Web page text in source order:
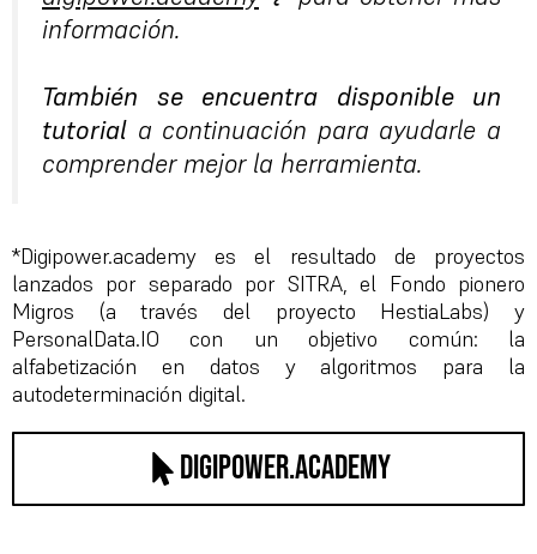
información.
También
se encuentra disponible un
tutorial a continuación para ayudarle a
comprender mejor la herramienta.
*Digipower.academy es el resultado de
proyectos
lanzados por separado por SITRA,el Fondo pionero
Migros (a través del proyecto HestiaLabs)y
PersonalData.IO con un objetivo común: la
alfabetización
en datos y algoritmos para
la
autodeterminación digital.
digipower.academy